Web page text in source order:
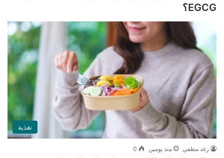
EGCG؟
تغذية
رغد مطفي منذ يومين 0